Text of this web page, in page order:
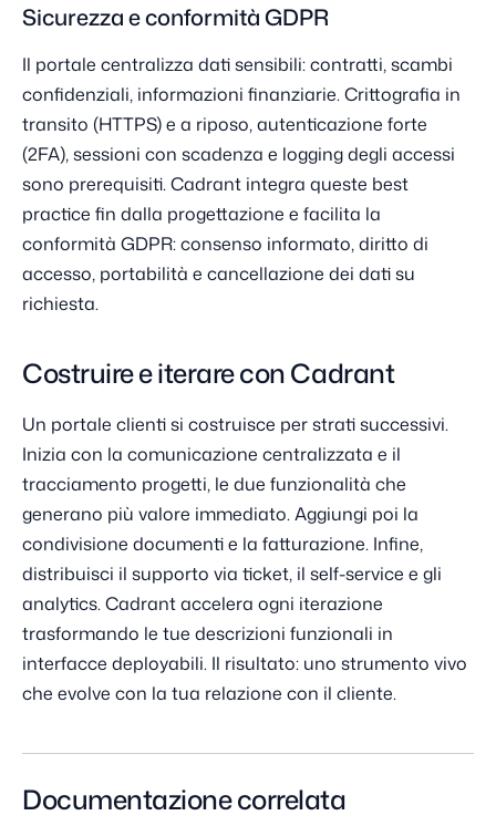
Sicurezza e conformità GDPR
Il portale centralizza dati sensibili: contratti, scambi
confidenziali, informazioni finanziarie. Crittografia in
transito (HTTPS) e a riposo, autenticazione forte
(2FA), sessioni con scadenza e logging degli accessi
sono prerequisiti. Cadrant integra queste best
practice fin dalla progettazione e facilita la
conformità GDPR: consenso informato, diritto di
accesso, portabilità e cancellazione dei dati su
richiesta.
Costruire e iterare con Cadrant
Un portale clienti si costruisce per strati successivi.
Inizia con la comunicazione centralizzata e il
tracciamento progetti, le due funzionalità che
generano più valore immediato. Aggiungi poi la
condivisione documenti e la fatturazione. Infine,
distribuisci il supporto via ticket, il self-service e gli
analytics. Cadrant accelera ogni iterazione
trasformando le tue descrizioni funzionali in
interfacce deployabili. Il risultato: uno strumento vivo
che evolve con la tua relazione con il cliente.
Documentazione correlata